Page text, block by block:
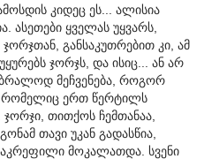
კიდეც ეს... ალისია
ასეთები ყველას უყვარს,
განსაკუთრებით კი, ამ
ჯორჯს, და ისიც... ან არ
მეჩვენება, როგორ
რომელიც ერთ წერტილს
თითქოს ჩემთანაა,
თავი უკან გადასწია,
მოკალათდა. სვენი